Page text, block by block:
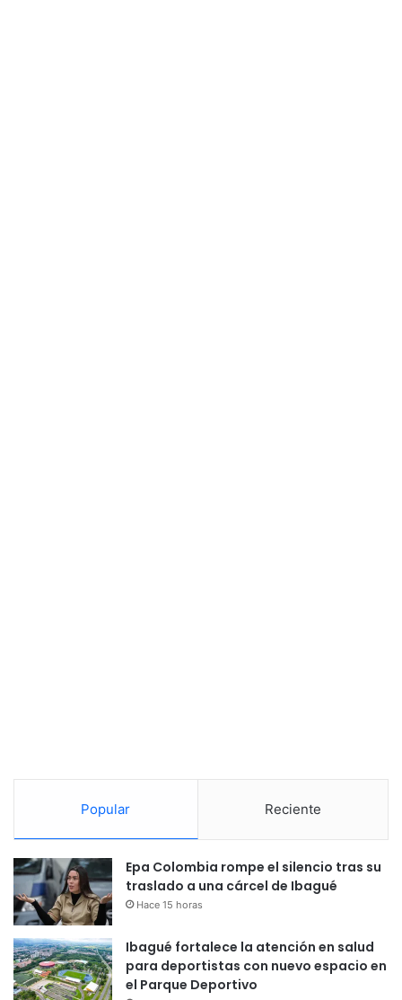
Popular Reciente
Epa Colombia rompe el silencio tras su
traslado a una cárcel de Ibagué
Hace 15 horas
Ibagué fortalece la atención en salud
para deportistas con nuevo espacio en
el Parque Deportivo